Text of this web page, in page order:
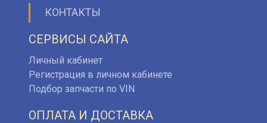
КОНТАКТЫ
СЕРВИСЫ САЙТА
Личный кабинет
Регистрация в личном кабинете
Подбор запчасти по VIN
ОПЛАТА И ДОСТАВКА